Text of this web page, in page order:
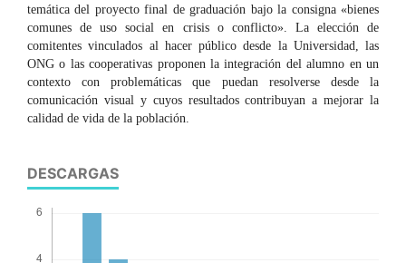
temática del proyecto final de graduación bajo la consigna «bienes
comunes de uso social en crisis o conflicto». La elección de
comitentes vinculados al hacer público desde la Universidad, las
ONG o las cooperativas proponen la integración del alumno en un
contexto con problemáticas que puedan resolverse desde la
comunicación visual y cuyos resultados contribuyan a mejorar la
calidad de vida de la población.
DESCARGAS